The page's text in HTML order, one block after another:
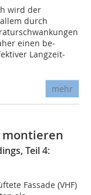
wird der
durch
einen be­
Lang­zeit­
mehr
montieren
Teil 4:
Fassade (VHF)